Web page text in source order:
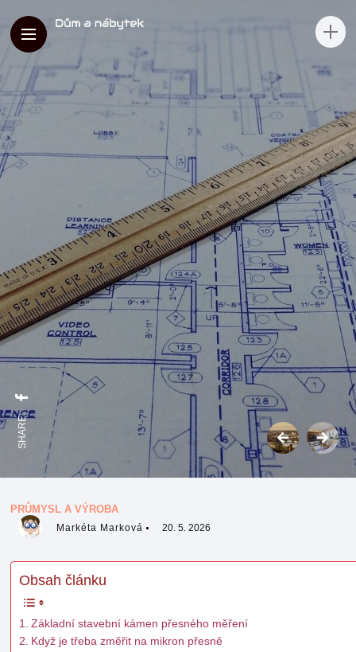
SHARE:
PRŮMYSL A VÝROBA
Markéta Marková 20. 5. 2026
Obsah článku
Základní stavební kámen přesného měření
Když je třeba změřit na mikron přesně